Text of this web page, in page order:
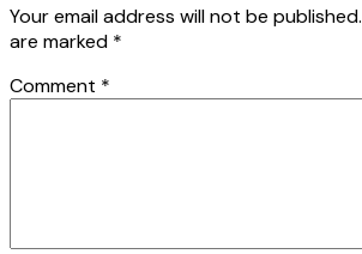
Your email address will not be published.
are marked *
Comment *